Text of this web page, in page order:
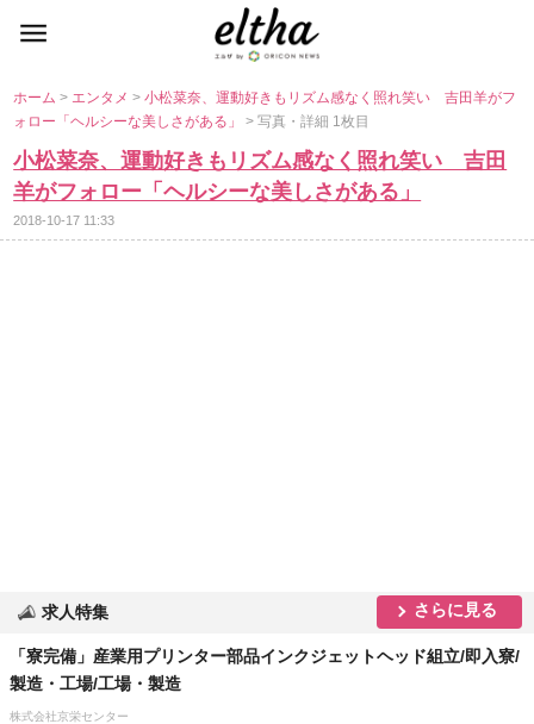
ホーム> エンタメ>小松菜奈、運動好きもリズム感なく照れ笑い 吉田羊がフ
ォロー「ヘルシーな美しさがある」> 写真・詳細 1枚目
小松菜奈、運動好きもリズム感なく照れ笑い 吉田
羊がフォロー「ヘルシーな美しさがある」
2018-10-17 11:33
求人特集 さらに見る
「寮完備」産業用プリンター部品インクジェットヘッド組立/即入寮/
製造・工場/工場・製造
株式会社京栄センター